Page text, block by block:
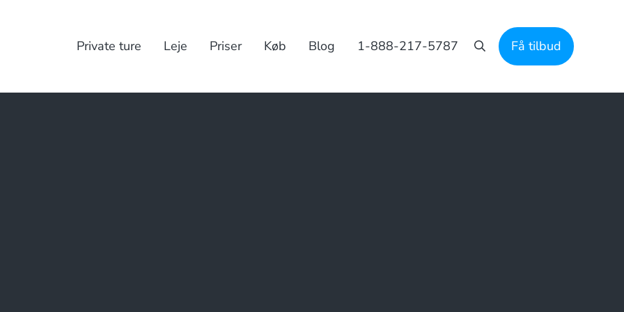
Private ture Leje Priser Køb Blog 1-888-217-5787 SøgningFå tilbud